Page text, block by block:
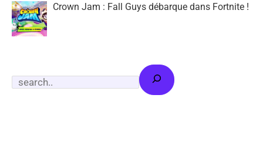
Crown Jam : Fall Guys débarque dans Fortnite !
S